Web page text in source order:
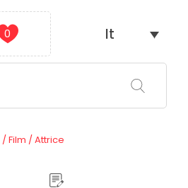
0 It
/Film /Attrice